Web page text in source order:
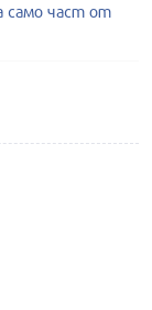
само част от